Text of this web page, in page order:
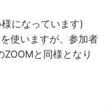
になっています)
使いますが、参加者
と同様となり